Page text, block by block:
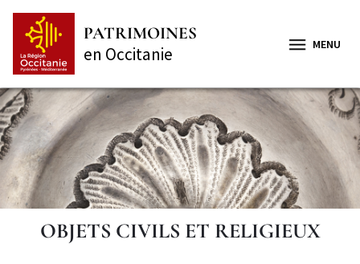
contenu
principal
PATRIMOINES
en Occitanie MENU
OBJETS CIVILS ET RELIGIEUX